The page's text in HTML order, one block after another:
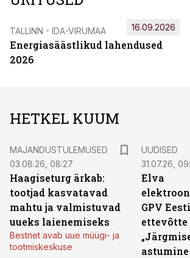
TALLINN - IDA-VIRUMAA
Energiasäästlikud lahendused
2026
16.09.2026
HETKEL KUUM
MAJANDUSTULEMUSED
03.08.26, 08:27
Haagiseturg ärkab:
tootjad kasvatavad
mahtu ja valmistuvad
uueks laienemiseks
Bestnet avab uue müügi- ja
tootmiskeskuse
UUDISED
31.07.26,
Elva
GPV
ettevõtte